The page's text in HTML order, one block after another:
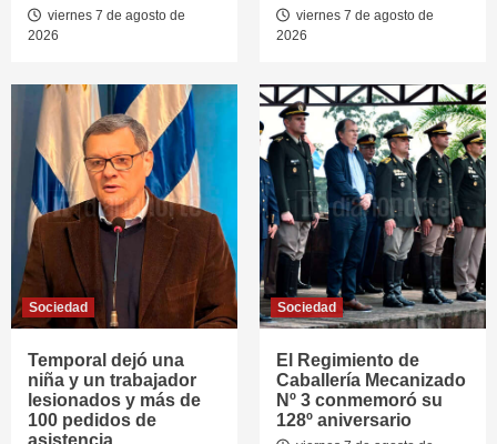
viernes 7 de agosto de
2026
viernes 7 de agosto de
2026
Sociedad
Temporal dejó una
niña y un trabajador
lesionados y más de
100 pedidos de
asistencia
Sociedad
El Regimiento de
Caballería Mecanizado
Nº 3 conmemoró su
128º aniversario